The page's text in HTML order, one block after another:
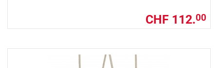
CHF 112.00